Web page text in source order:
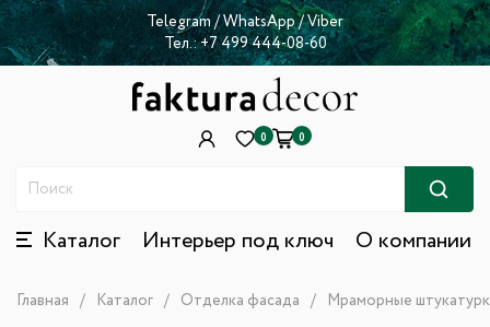
Тел.:+7 499 444-08-60
Telegram/WhatsApp/Viber
0 0
Каталог Интерьер под ключ О компании
Главная Каталог Отделка фасада Мраморные